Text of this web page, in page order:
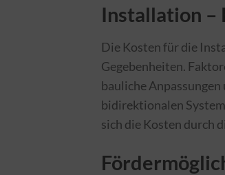
Installation –
Die Kosten für die
Gegebenheiten.
bauliche
bidirektionalen
sich die Kosten durch